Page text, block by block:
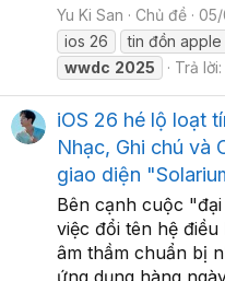
Yu Ki San Chủ đề
ios 26
tin đồn apple
wwdc 2025 Trả
iOS 26 hé lộ loạt
Nhạc, Ghi chú và
giao diện
Bên cạnh cuộc
việc đổi tên hệ
âm thầm chuẩn bị